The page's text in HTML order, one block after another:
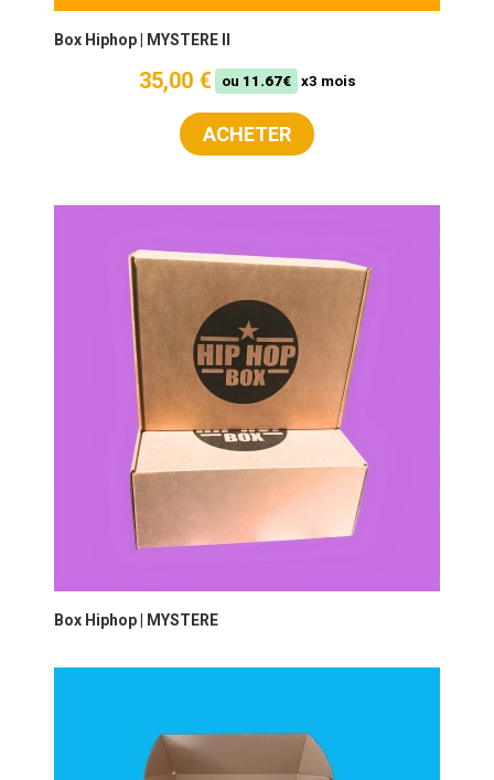
Box Hiphop | MYSTERE II
35,00 € ou 11.67€ x3 mois
ACHETER
Box Hiphop | MYSTERE